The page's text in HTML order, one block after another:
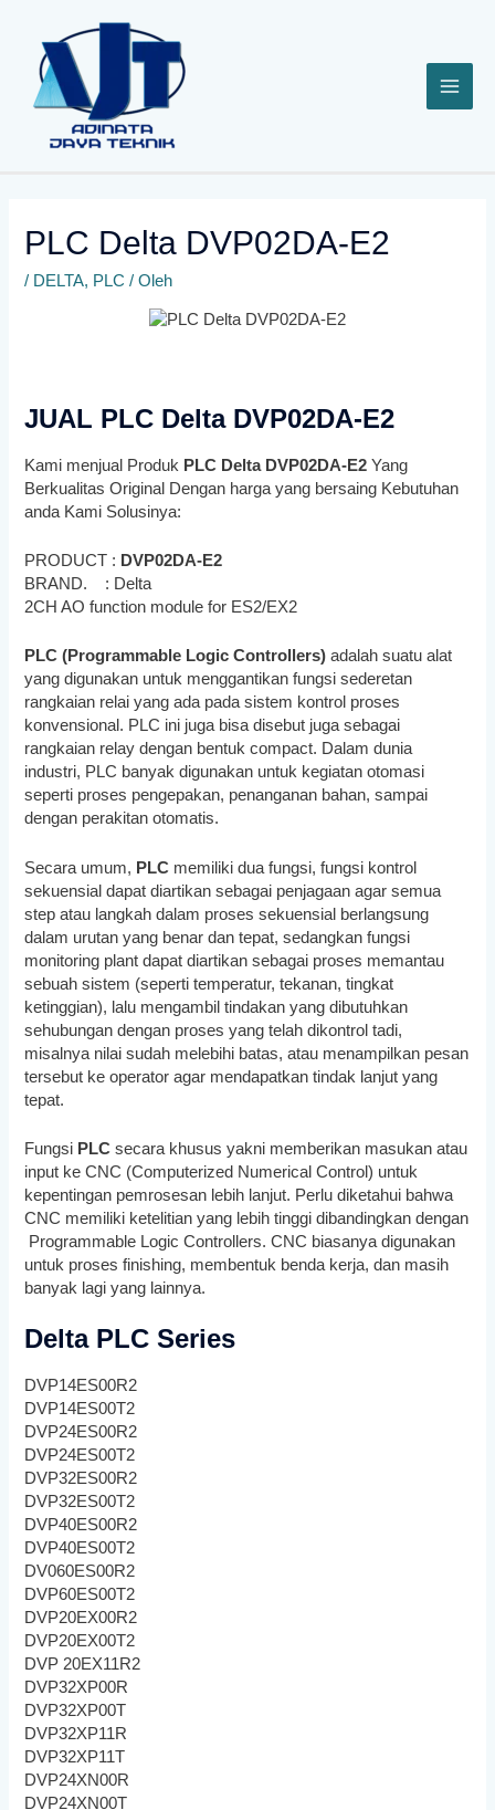
konten
PLC Delta DVP02DA-E2
/ DELTA, PLC / Oleh
JUAL PLC Delta DVP02DA-E2
Kami menjual Produk PLC Delta DVP02DA-E2 Yang
Berkualitas Original Dengan harga yang bersaing Kebutuhan
anda Kami Solusinya:
PRODUCT : DVP02DA-E2
BRAND. : Delta
2CH AO function module for ES2/EX2
PLC (Programmable Logic Controllers) adalah suatu alat
yang digunakan untuk menggantikan fungsi sederetan
rangkaian relai yang ada pada sistem kontrol proses
konvensional. PLC ini juga bisa disebut juga sebagai
rangkaian relay dengan bentuk compact. Dalam dunia
industri, PLC banyak digunakan untuk kegiatan otomasi
seperti proses pengepakan, penanganan bahan, sampai
dengan perakitan otomatis.
Secara umum, PLC memiliki dua fungsi, fungsi kontrol
sekuensial dapat diartikan sebagai penjagaan agar semua
step atau langkah dalam proses sekuensial berlangsung
dalam urutan yang benar dan tepat, sedangkan fungsi
monitoring plant dapat diartikan sebagai proses memantau
sebuah sistem (seperti temperatur, tekanan, tingkat
ketinggian), lalu mengambil tindakan yang dibutuhkan
sehubungan dengan proses yang telah dikontrol tadi,
misalnya nilai sudah melebihi batas, atau menampilkan pesan
tersebut ke operator agar mendapatkan tindak lanjut yang
tepat.
Fungsi PLCsecara khusus yakni memberikan masukan atau
input ke CNC (Computerized Numerical Control) untuk
kepentingan pemrosesan lebih lanjut. Perlu diketahui bahwa
CNC memiliki ketelitian yang lebih tinggi dibandingkan dengan
Programmable Logic Controllers. CNC biasanya digunakan
untuk proses finishing, membentuk benda kerja, dan masih
banyak lagi yang lainnya.
Delta PLC Series
DVP14ES00R2
DVP14ES00T2
DVP24ES00R2
DVP24ES00T2
DVP32ES00R2
DVP32ES00T2
DVP40ES00R2
DVP40ES00T2
DV060ES00R2
DVP60ES00T2
DVP20EX00R2
DVP20EX00T2
DVP 20EX11R2
DVP32XP00R
DVP32XP00T
DVP32XP11R
DVP32XP11T
DVP24XN00R
DVP24XN00T